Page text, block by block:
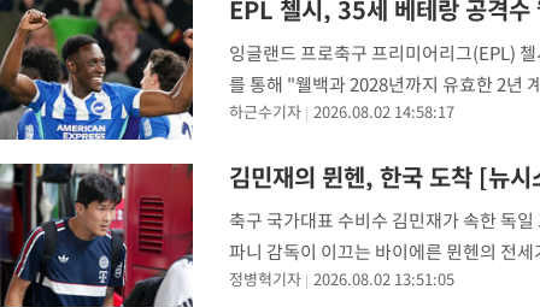
EPL 첼시, 35세 베테랑 공격
잉글랜드 프로축구 프리미어리그(EPL)
를 통해 "웰백과 2028년까지 유효한 2년
행할 것"이라고 발표했다. 구단에 따르면
하근수기자 2026.08.02 14:58:17
김민재의 뮌헨, 한국 도착 [뉴
축구 국가대표 수비수 김민재가 속한 독
파니 감독이 이끄는 바이에른 뮌헨의 전
해 창단 이래 처음 한국을 찾았던 뮌헨은
정병혁기자 2026.08.02 13:51:05